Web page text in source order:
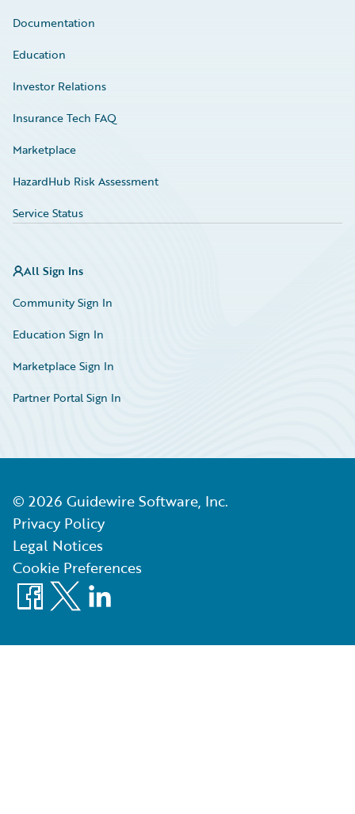
Documentation
Education
Investor Relations
Insurance Tech FAQ
Marketplace
HazardHub Risk Assessment
Service Status
All Sign Ins
Community Sign In
Education Sign In
Marketplace Sign In
Partner Portal Sign In
© 2026 Guidewire Software, Inc.
Privacy Policy
Legal Notices
Cookie Preferences
Facebook
X LinkedIn